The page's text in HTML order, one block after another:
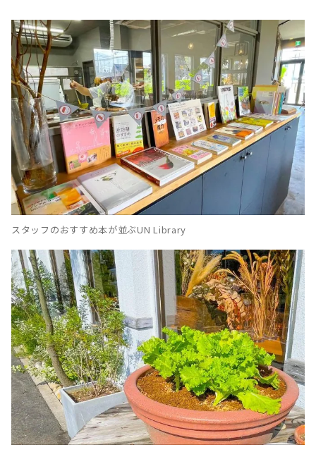
スタッフのおすすめ本が並ぶUN Library